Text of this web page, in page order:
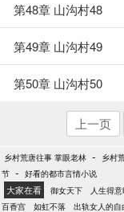
第48章 山沟村48
第49章 山沟村49
第50章 山沟村50
上一页
乡村荒唐往事 掌眼老林 - 乡村
节 - 好看的都市言情小说
大家在看 御女天下 人生得
百香宫
如虹不落 出轨女人的自